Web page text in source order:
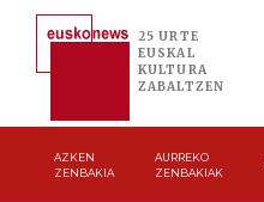
25 URTE
EUSKAL
KULTURA
ZABALTZEN
AZKEN
ZENBAKIA
AURREKO
ZENBAKIAK